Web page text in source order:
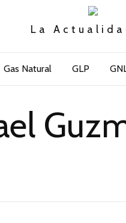
La
Gas Natural GLP